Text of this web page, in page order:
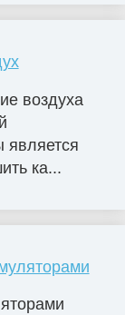
воздуха
является
ка...